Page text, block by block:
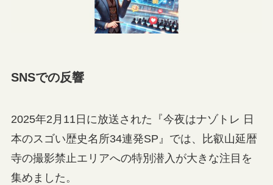
SNSでの反響
2025年2月11日に放送された『今夜はナゾトレ 日
本のスゴい歴史名所34連発SP』では、比叡山延暦
寺の撮影禁止エリアへの特別潜入が大きな注目を
集めました。